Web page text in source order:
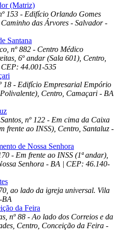
(Matriz)
153 - Edifício Orlando Gomes
das Árvores - Salvador -
Santana
nº 882 - Centro Médico
6º andar (Sala 601), Centro,
44.001-535
18 - Edifício Empresarial Empório
Centro, Camaçari - BA
nº 122 - Em cima da Caixa
frente ao INSS), Centro, Santaluz -
de Nossa Senhora
- Em frente ao INSS (1ª andar),
Senhora - BA | CEP: 46.140-
ao lado da igreja universal. Vila
BA
da Feira
nº 88 - Ao lado dos Correios e da
Centro, Conceição da Feira -